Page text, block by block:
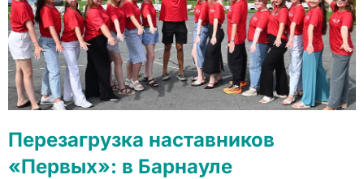
Перезагрузка наставников
«Первых»: в Барнауле